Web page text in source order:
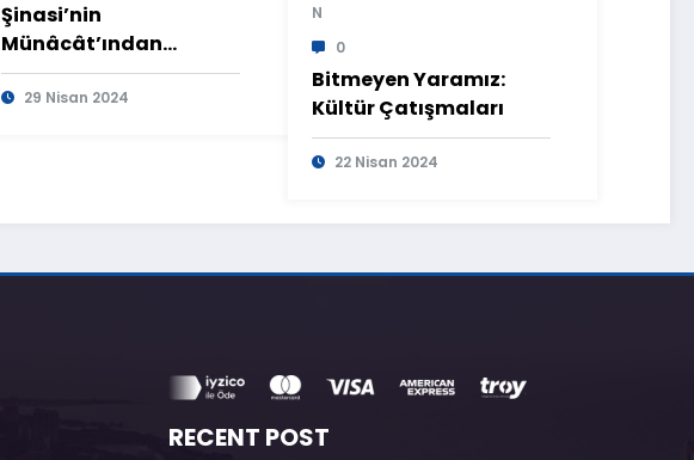
Şinasi’nin
Münâcât’ından
Hareketle Kültür
Çatışması
29 Nisan 2024
N
0
Bitmeyen Yaramız:
Kültür Çatışmaları
22 Nisan 2024
RECENT POST